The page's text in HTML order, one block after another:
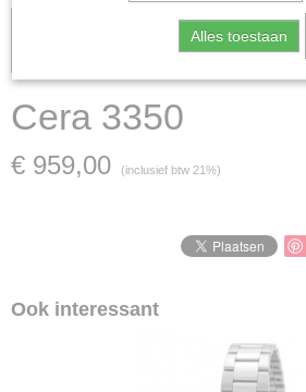
Let op: het kan voorkomen dat het
verkocht; in dat geval nemen wij
Cera 3350
€ 959,00 (inclusief btw 21%)
Ook interessant
Alles toestaan